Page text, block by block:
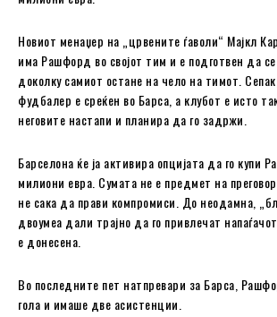
Новиот менаџер на „црвените ѓаволи“ Мајкл
има Рашфорд во својот тим и е подготвен да
доколку самиот остане на чело на тимот.
фудбалер е среќен во Барса, а клубот е исто
неговите настапи и планира да го задржи.
Барселона ќе ја активира опцијата да го купи
милиони евра. Сумата не е предмет на
не сака да прави компромиси. До неодамна,
двоумеа дали трајно да го привлечат
е донесена.
Во последните пет натпревари за Барса,
гола и имаше две асистенции.